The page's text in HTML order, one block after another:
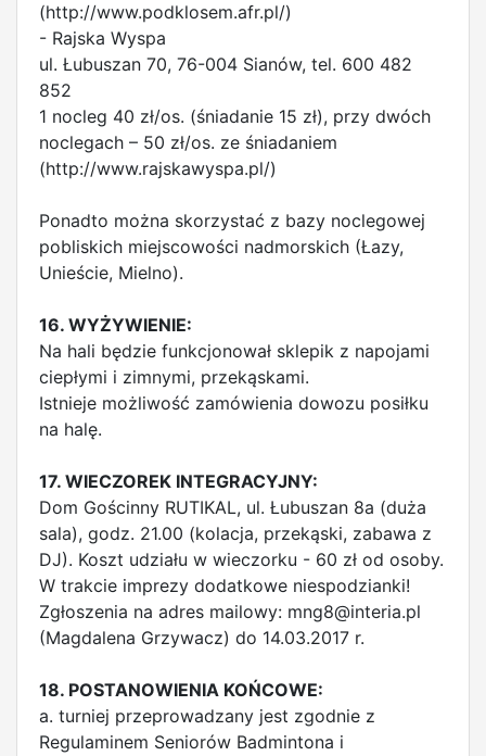
(http://www.podklosem.afr.pl/)
- Rajska Wyspa
ul. Łubuszan 70, 76-004 Sianów, tel. 600 482
852
1 nocleg 40 zł/os. (śniadanie 15 zł), przy dwóch
noclegach – 50 zł/os. ze śniadaniem
(http://www.rajskawyspa.pl/)
Ponadto można skorzystać z bazy noclegowej
pobliskich miejscowości nadmorskich (Łazy,
Unieście, Mielno).
16. WYŻYWIENIE:
Na hali będzie funkcjonował sklepik z napojami
ciepłymi i zimnymi, przekąskami.
Istnieje możliwość zamówienia dowozu posiłku
na halę.
17. WIECZOREK INTEGRACYJNY:
Dom Gościnny RUTIKAL, ul. Łubuszan 8a (duża
sala), godz. 21.00 (kolacja, przekąski, zabawa z
DJ). Koszt udziału w wieczorku - 60 zł od osoby.
W trakcie imprezy dodatkowe niespodzianki!
Zgłoszenia na adres mailowy: mng8@interia.pl
(Magdalena Grzywacz) do 14.03.2017 r.
18. POSTANOWIENIA KOŃCOWE:
a. turniej przeprowadzany jest zgodnie z
Regulaminem Seniorów Badmintona i